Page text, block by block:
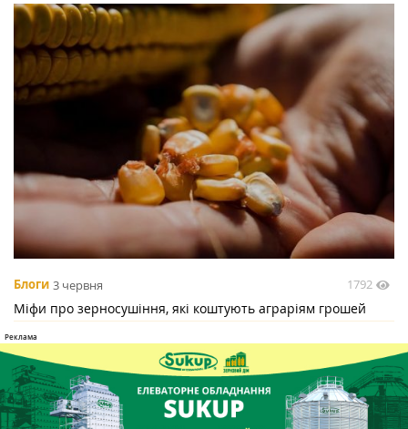
Блоги 3 червня 1792
Міфи про зерносушіння, які коштують аграріям грошей